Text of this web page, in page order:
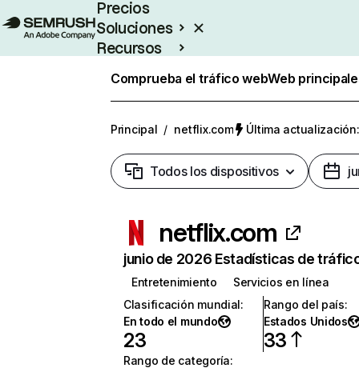
Precios
Soluciones
Recursos
Comprueba el tráfico webWeb
Principal / netflix.com Última
Todos los dispositivos
netflix.com
junio de 2026 Estadísticas de
Entretenimiento
Servicios en línea
Clasificación mundial:
En todo el mundo
23
Rango del país:
Estados Unidos
33
Rango de categoría: